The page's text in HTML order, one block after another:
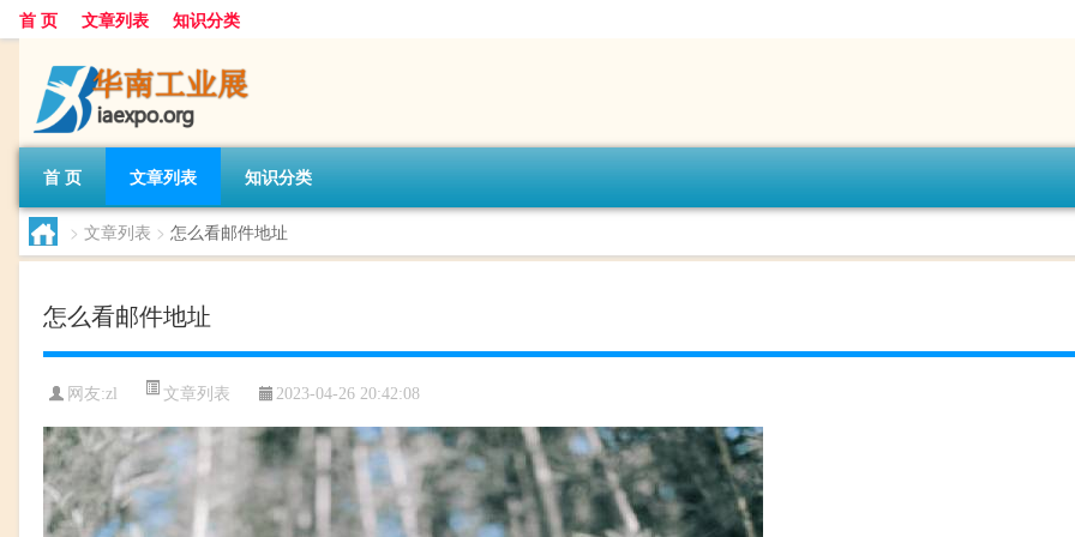
首 页 文章列表 知识分类
首 页 文章列表 知识分类
> 文章列表 > 怎么看邮件地址
怎么看邮件地址
网友:zl 文章列表 2023-04-26 20:42:08